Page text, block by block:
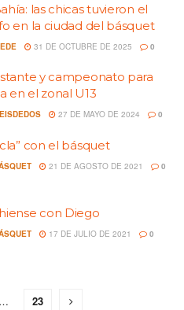
las chicas tuvieron el
en la ciudad del básquet
31 DE OCTUBRE DE 2025 0
y campeonato para
en el zonal U13
27 DE MAYO DE 2024 0
con el básquet
21 DE AGOSTO DE 2021 0
con Diego
17 DE JULIO DE 2021 0
… 23